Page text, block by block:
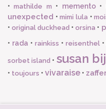
•mathilde m • memento•
unexpected •mimi lula •
•original duckhead •orsina •
• rada • rainkiss • reisenthel•
sorbet island • susan
• toujours • vivaraise •